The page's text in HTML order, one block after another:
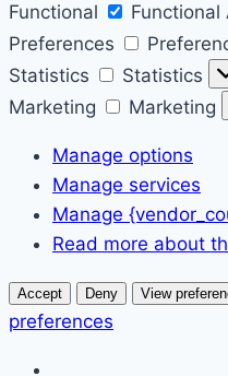
Functional
Functional
Preferences
Statistics
Statistics
Marketing
Marketing
Manage options
Manage services
Manage
Read more about
Accept Deny View
preferences